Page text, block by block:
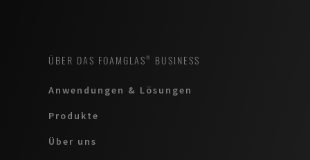
ÜBER DAS FOAMGLAS® BUSINESS
Anwendungen & Lösungen
Produkte
Über uns